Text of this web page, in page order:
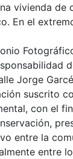
vivienda de
En el
Jorge
suscrito
con el
entre la
entre